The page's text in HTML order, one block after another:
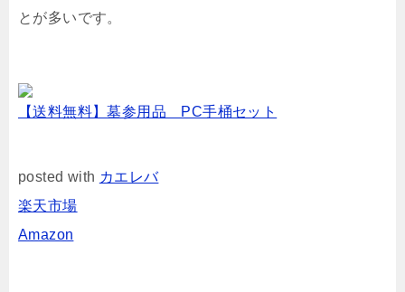
とが多いです。
【送料無料】墓参用品 PC手桶セット
posted with カエレバ
楽天市場
Amazon